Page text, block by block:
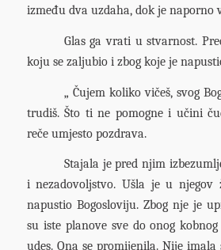
između dva uzdaha, dok je naporno
Glas ga vrati u stvarnost.
koju se zaljubio i zbog koje je
„ Čujem koliko vičeš, svog
trudiš. Što ti ne pomogne i učini
reče umjesto pozdrava.
Stajala je pred njim
i nezadovoljstvo. Ušla je u
napustio Bogosloviju. Zbog nje je
su iste planove sve do onog
udes. Ona se promijenila. Nije